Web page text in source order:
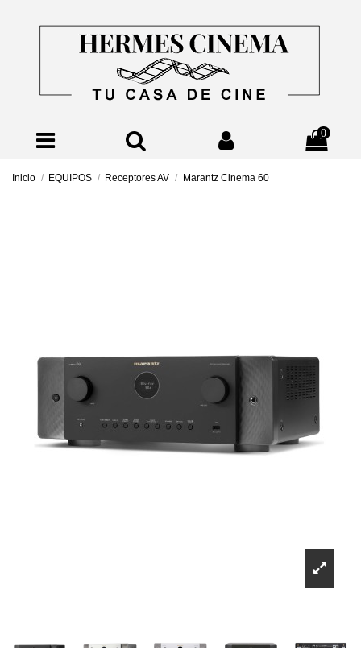
0
Inicio EQUIPOS Receptores AV Marantz Cinema 60